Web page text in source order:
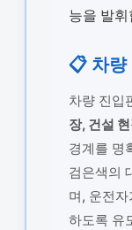
능을 발
📋 차량
차량 진입
장, 건설
경계를 명
검은색의
며, 운전
하도록 유